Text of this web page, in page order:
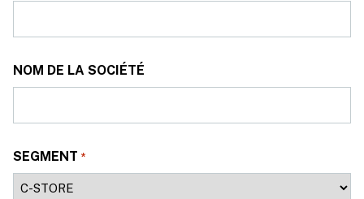
NOM DE LA SOCIÉTÉ
SEGMENT *